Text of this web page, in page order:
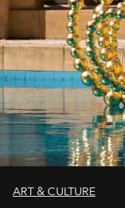
ART & CULTURE